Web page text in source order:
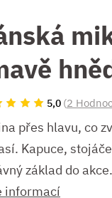
5,0 (2
přes hlavu, co
Kapuce,
základ do akce.
informací